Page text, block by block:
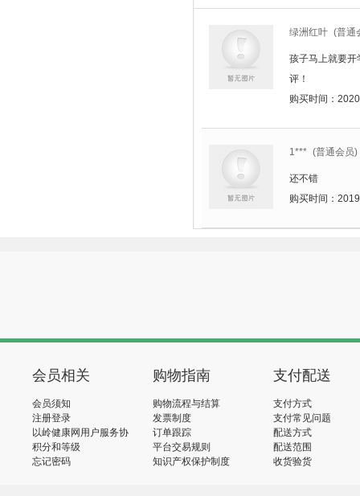
绿洲红叶 (普通
孩子马上就要开
评！
购买时间：
1*** (普通会员)
还不错
购买时间：
会员相关
会员须知
注册登录
以岭健康网用户服务协
议
积分和等级
忘记密码
购物指南
购物流程与结算
发票制度
订单跟踪
平台交易规则
知识产权保护制度
支付配送
支付方式
支付常见问题
配送方式
配送范围
收货验货